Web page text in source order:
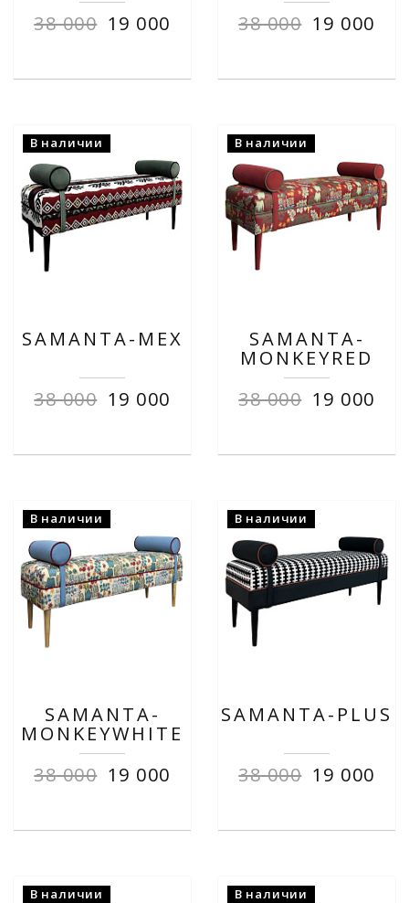
38 000 19 000
38 000 19 000
В наличии
SAMANTA-MEX
38 000 19 000
В наличии
SAMANTA-
MONKEYRED
38 000 19 000
В наличии
SAMANTA-
MONKEYWHITE
38 000 19 000
В наличии
SAMANTA-PLUS
38 000 19 000
В наличии В наличии